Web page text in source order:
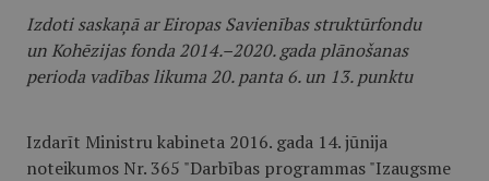
Izdoti saskaņā ar Eiropas Savienības struktūrfondu
un Kohēzijas fonda 2014.–2020. gada plānošanas
perioda vadības likuma 20. panta 6. un 13. punktu
Izdarīt Ministru kabineta 2016. gada 14. jūnija
noteikumos Nr. 365 "Darbības programmas "Izaugsme